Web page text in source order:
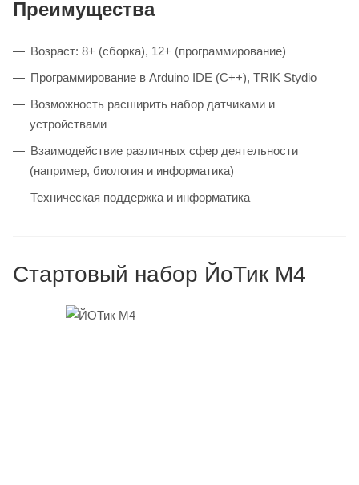
Преимущества
Возраст: 8+ (сборка), 12+ (программирование)
Программирование в Arduino IDE (C++), TRIK Stydio
Возможность расширить набор датчиками и
устройствами
Взаимодействие различных сфер деятельности
(например, биология и информатика)
Техническая поддержка и информатика
Стартовый набор ЙоТик М4